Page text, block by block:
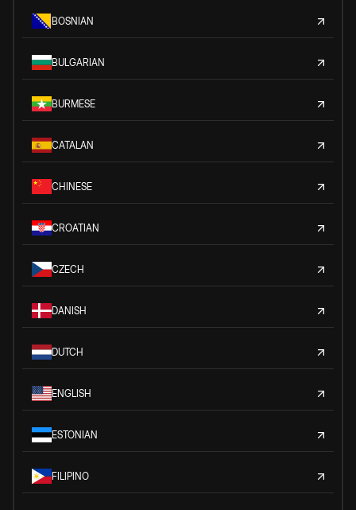
BOSNIAN
BULGARIAN
BURMESE
CATALAN
CHINESE
CROATIAN
CZECH
DANISH
DUTCH
ENGLISH
ESTONIAN
FILIPINO